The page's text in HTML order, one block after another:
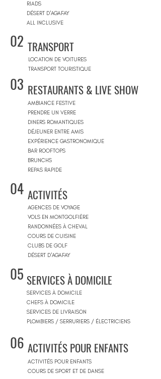
RIADS
DÉSERT D'AGAFAY
ALL INCLUSIVE
02 TRANSPORT
LOCATION DE VOITURES
TRANSPORT TOURISTIQUE
03 RESTAURANTS & LIVE SHOW
AMBIANCE FESTIVE
PRENDRE UN VERRE
DINERS ROMANTIQUES
DÉJEUNER ENTRE AMIS
EXPÉRIENCE GASTRONOMIQUE
BAR ROOFTOPS
BRUNCHS
REPAS RAPIDE
04 ACTIVITÉS
AGENCES DE VOYAGE
VOLS EN MONTGOLFIÈRE
RANDONNÉES À CHEVAL
COURS DE CUISINE
CLUBS DE GOLF
DÉSERT D'AGAFAY
05 SERVICES À DOMICILE
SERVICES À DOMICILE
CHEFS À DOMICILE
SERVICES DE LIVRAISON
PLOMBIERS / SERRURIERS / ÉLECTRICIENS
06 ACTIVITÉS POUR ENFANTS
ACTIVITÉS POUR ENFANTS
COURS DE SPORT ET DE DANSE